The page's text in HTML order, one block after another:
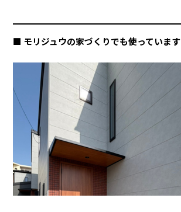
■ モリジュウの家づくりでも使っています